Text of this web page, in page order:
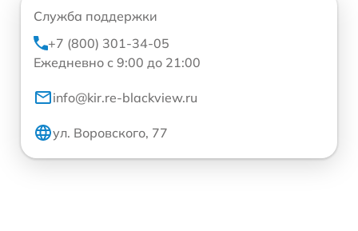
Служба поддержки
+7 (800) 301-34-05
Ежедневно с 9:00 до 21:00
info@kir.re-blackview.ru
ул. Воровского, 77